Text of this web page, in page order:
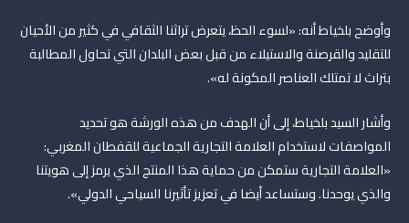
وأوضح بلخياط أنه: «لسوء الحظ، يتعرض تراثنا الثقافي في كثير من الأحيان
للتقليد والقرصنة والاستيلاء من قبل بعض البلدان التي تحاول المطالبة
بتراث لا تمتلك العناصر المكونة له».
وأشار السيد بلخياط، إلى أن الهدف من هذه الورشة هو تحديد
المواصفات لاستخدام العلامة التجارية الجماعية للقفطان المغربي:
«العلامة التجارية ستمكن من حماية هذا المنتج الذي يرمز إلى هويتنا
والذي يوحدنا. وستساعد أيضا في تعزيز تأثيرنا السياحي الدولي».